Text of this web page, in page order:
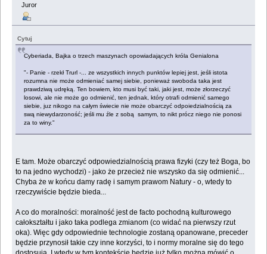
Juror
Cytuj
Cyberiada, Bajka o trzech maszynach opowiadających króla Genialona
"- Panie - rzekł Trurl -... ze wszystkich innych punktów lepiej jest, jeśli istota
rozumna nie może odmieniać samej siebie, ponieważ swoboda taka jest
prawdziwą udręką. Ten bowiem, kto musi być taki, jaki jest, może złorzeczyć
losowi, ale nie może go odmienić, ten jednak, który otrafi odmienić samego
siebie, juz nikogo na całym świecie nie może obarczyć odpoiedzialnością za
swą niewydarzoność; jeśli mu źle z sobą samym, to nikt prócz niego nie ponosi
za to winy."
E tam. Może obarczyć odpowiedzialnością prawa fizyki (czy też Boga, bo
to na jedno wychodzi) - jako że przecież nie wszysko da się odmienić...
Chyba że w końcu damy radę i samym prawom Natury - o, wtedy to
rzeczywiście będzie bieda...
A co do moralności: moralność jest de facto pochodną kulturowego
całokształtu i jako taka podlega zmianom (co widać na pierwszy rzut
oka). Więc gdy odpowiednie technologie zostaną opanowane, preceder
będzie przynosił takie czy inne korzyści, to i normy moralne się do tego